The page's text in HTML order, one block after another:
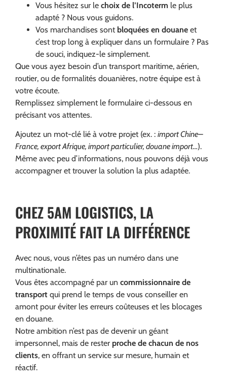
Vous hésitez sur le choix de l’Incoterm le plus
adapté ? Nous vous guidons.
Vos marchandises sont bloquées en douane et
c’est trop long à expliquer dans un formulaire ? Pas
de souci, indiquez-le simplement.
Que vous ayez besoin d’un transport maritime, aérien,
routier, ou de formalités douanières, notre équipe est à
votre écoute.
Remplissez simplement le formulaire ci-dessous en
précisant vos attentes.
Ajoutez un mot-clé lié à votre projet (ex. : import Chine–
France, export Afrique, import particulier, douane import…).
Même avec peu d’informations, nous pouvons déjà vous
accompagner et trouver la solution la plus adaptée.
CHEZ5AM LOGISTICS, LA
PROXIMITÉ FAIT LA DIFFÉRENCE
Avec nous, vous n’êtes pas un numéro dans une
multinationale.
Vous êtes accompagné par un commissionnaire de
transport qui prend le temps de vous conseiller en
amont pour éviter les erreurs coûteuses et les blocages
en douane.
Notre ambition n’est pas de devenir un géant
impersonnel, mais de rester proche de chacun de nos
clients, en offrant un service sur mesure, humain et
réactif.